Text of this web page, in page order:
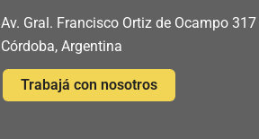
Av. Gral. Francisco Ortiz de Ocampo 317
Córdoba, Argentina
Trabajá con nosotros